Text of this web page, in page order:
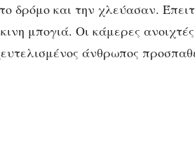
δρόμο και την χλεύασαν.
μπογιά. Οι κάμερες
άνθρωπος